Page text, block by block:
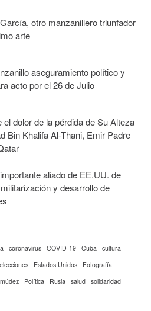
otro manzanillero triunfador
arte
aseguramiento político y
acto por el 26 de Julio
dolor de la pérdida de Su Alteza
Bin Khalifa Al-Thani, Emir Padre
aliado de EE.UU. de
y desarrollo de
coronavirus COVID-19 Cuba cultura
elecciones Estados Unidos
Fotografía
Política Rusia salud solidaridad